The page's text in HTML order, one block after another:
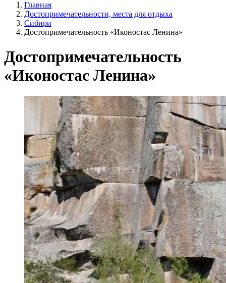
Главная
Достопримечательности, места для отдыха
Сибири
Достопримечательность «Иконостас Ленина»
Достопримечательность
«Иконостас Ленина»